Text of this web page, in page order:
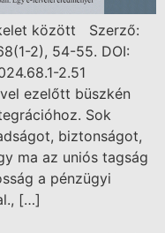
között Szerző:
2), 54-55. DOI:
2.51
ezelőtt büszkén
Sok
biztonságot,
ma az uniós tagság
a pénzügyi
[…]